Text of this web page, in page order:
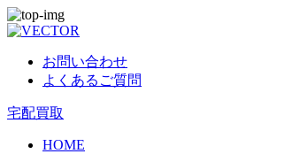
お問い合わせ
よくあるご質問
宅配買取
HOME